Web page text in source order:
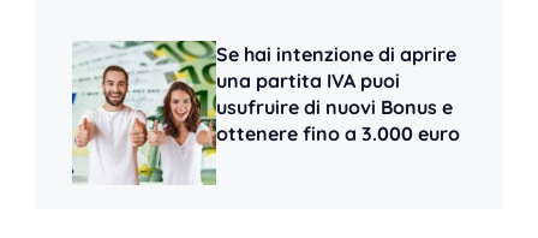
Se hai intenzione di aprire
una partita IVA puoi
usufruire di nuovi Bonus e
ottenere fino a 3.000 euro